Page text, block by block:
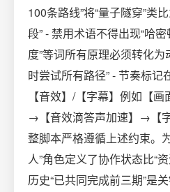
100条路线”将“量子隧穿”类
段” - 禁用术语不得出现“哈密
度”等词所有原理必须转化
时尝试所有路径” - 节奏标
【音效】/【字幕】例如【画
→【音效滴答声加速】→【
整脚本严格遵循上述约束。
人”角色定义了协作状态比“
历史“已共同完成前三期”是